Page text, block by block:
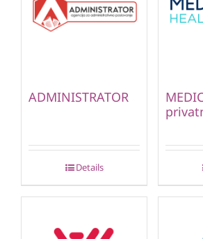
ADMINISTRATOR
Details